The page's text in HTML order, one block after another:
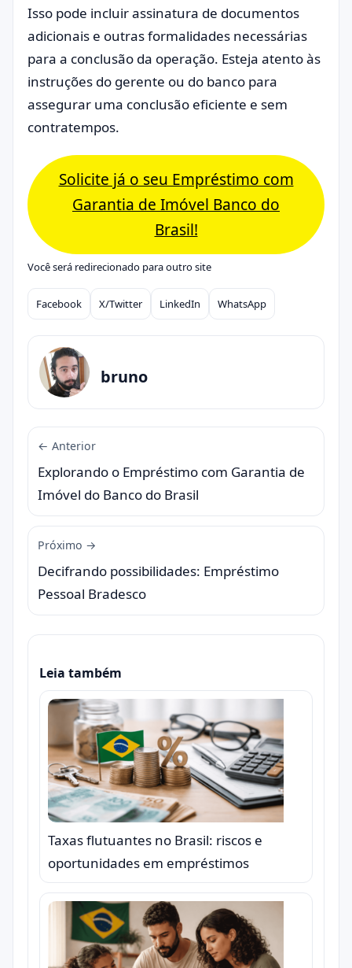
Isso pode incluir assinatura de documentos
adicionais e outras formalidades necessárias
para a conclusão da operação. Esteja atento às
instruções do gerente ou do banco para
assegurar uma conclusão eficiente e sem
contratempos.
Solicite já o seu Empréstimo com
Garantia de Imóvel Banco do
Brasil!
Você será redirecionado para outro site
Compartilhar
Facebook X/Twitter LinkedIn WhatsApp
bruno
← Anterior
Explorando o Empréstimo com Garantia de
Imóvel do Banco do Brasil
Próximo →
Decifrando possibilidades: Empréstimo
Pessoal Bradesco
Leia também
Taxas flutuantes no Brasil: riscos e
oportunidades em empréstimos